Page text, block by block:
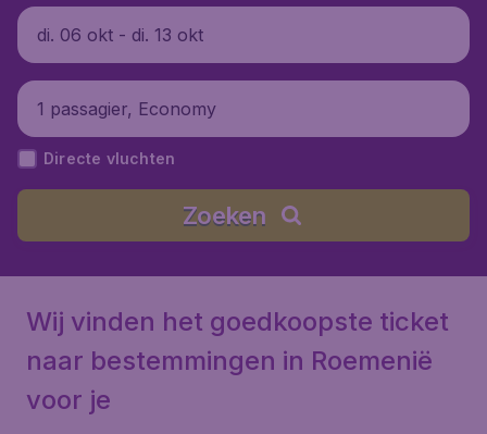
di. 06 okt - di. 13 okt
1 passagier, Economy
Directe vluchten
Zoeken
Wij vinden het goedkoopste ticket
naar bestemmingen in Roemenië
voor je